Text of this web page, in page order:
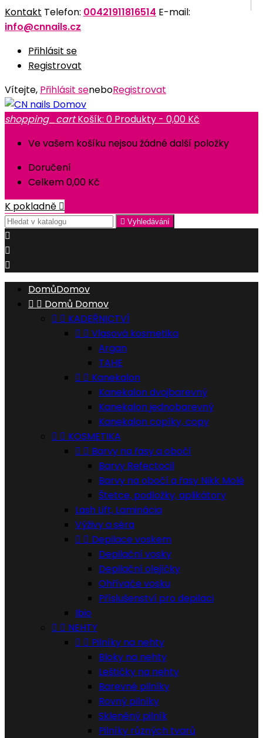
Kontakt Telefon: 00421911816514 E-mail:
info@cnnails.cz
Přihlásit se
Registrovat
Vítejte, Přihlásit seneboRegistrovat
Domov
shopping_cart Košík: 0 Produkty - 0,00 Kč
Ve vašem košíku nejsou žádné další položky
Doručení
Celkem0,00 Kč
K pokladně 
 Vyhledávání



DomůDomov
  Domů Domov
  KADEŘNICTVÍ
  Vlasová kosmetika
Argan
TAHE
  Kanekalon
Kanekalon dvojbarevný
Kanekalon jednobarevný
Kanekalon copíky, copy
  KOSMETIKA
  Barvy na řasy a obočí
Barvy Refectocil
Barvy na obočí a řasy Nikk Molé
Štetce, podložky, aplikátory
Lash Lift, Laminácia
Výživy a séra
  Depilace voskem
Depilační vosky
Depilační olejíčky
Ohřívače vosku
Příslušenství pro depilaci
Ibio
  NEHTY
  Pilníky na nehty
Bloky na nehty
Leštičky na nehty
Barevné pilníky
Rovný pilníky
Skleněný pilník
Pilníky různých tvarů